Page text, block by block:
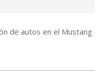
de autos en el Mustang